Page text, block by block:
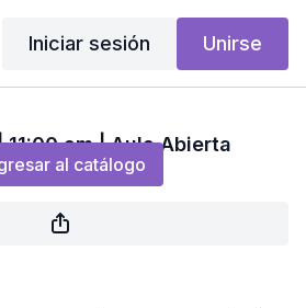
Iniciar sesión Unirse
al catálogo
am | Aula Abierta